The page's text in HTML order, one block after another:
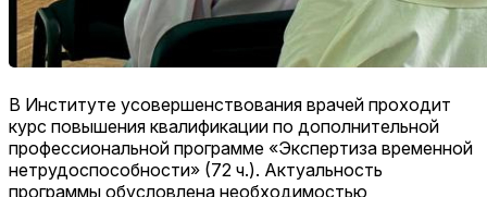
В Институте усовершенствования врачей проходит
курс повышения квалификации по дополнительной
профессиональной программе «Экспертиза временной
нетрудоспособности» (72 ч.). Актуальность
программы обусловлена необходимостью